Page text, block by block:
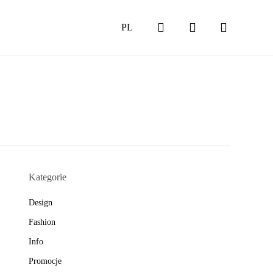
PL search account
Kategorie
Design
Fashion
Info
Promocje